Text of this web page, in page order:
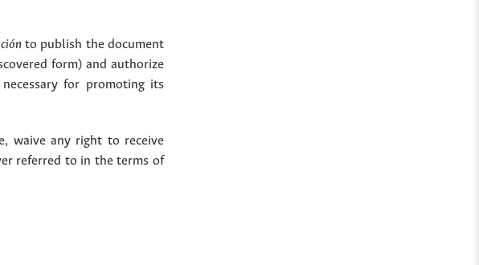
to publish the document
form) and authorize
for promoting its
waive any right to receive
referred to in the terms of